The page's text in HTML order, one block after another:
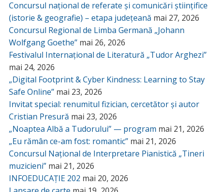
Concursul național de referate și comunicări științifice
(istorie & geografie) – etapa județeană mai 27, 2026
Concursul Regional de Limba Germană „Johann
Wolfgang Goethe” mai 26, 2026
Festivalul Internațional de Literatură „Tudor Arghezi”
mai 24, 2026
„Digital Footprint & Cyber Kindness: Learning to Stay
Safe Online” mai 23, 2026
Invitat special: renumitul fizician, cercetător și autor
Cristian Presură mai 23, 2026
„Noaptea Albă a Tudorului” — program mai 21, 2026
„Eu rămân ce-am fost: romantic” mai 21, 2026
Concursul Național de Interpretare Pianistică „Tineri
muzicieni” mai 21, 2026
INFOEDUCAȚIE 202 mai 20, 2026